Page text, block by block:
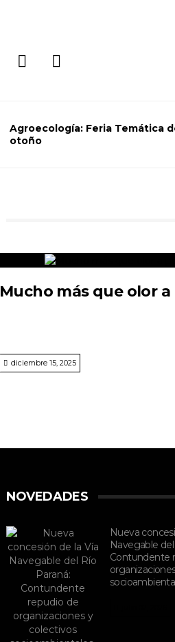
Agroecología: Feria Temática
otoño
Mucho más que olor
diciembre 15, 2025
NOVEDADES
Nueva
Navegable
Contundente